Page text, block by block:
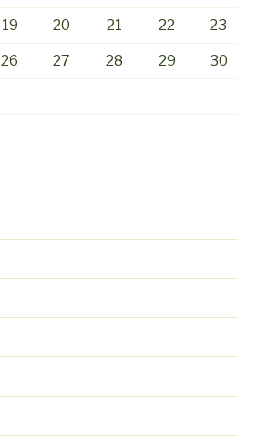
19 20 21 22 23
26 27 28 29 30